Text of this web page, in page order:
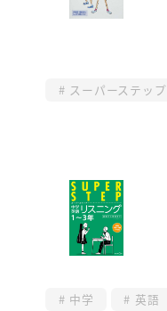
スーパーステップ
中学 英語